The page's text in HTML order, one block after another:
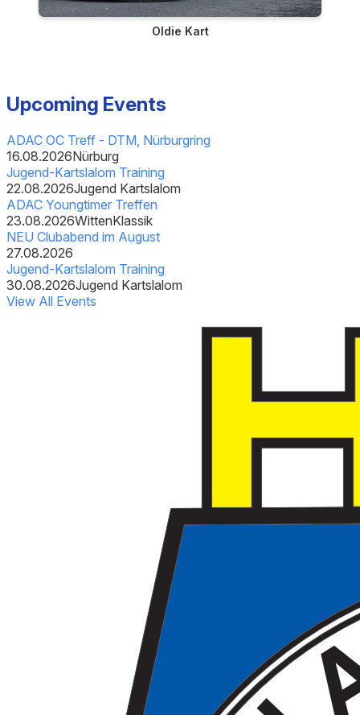
Oldie Kart
Upcoming Events
ADAC OC Treff - DTM, Nürburgring
16.08.2026Nürburg
Jugend-Kartslalom Training
22.08.2026Jugend Kartslalom
ADAC Youngtimer Treffen
23.08.2026WittenKlassik
NEU Clubabend im August
27.08.2026
Jugend-Kartslalom Training
30.08.2026Jugend Kartslalom
View All Events